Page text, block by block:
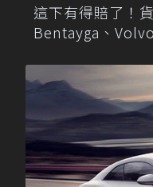
這下有得賠了！
Bentayga、